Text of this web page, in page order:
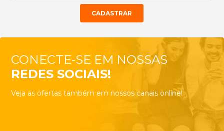
CONECTE-SE EM NOSSAS
REDES SOCIAIS!
Veja as ofertas também em nossos canais online!